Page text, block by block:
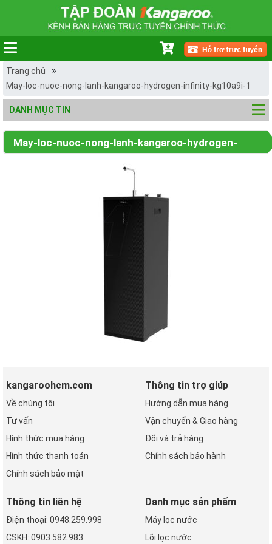
Trang chủ »
May-loc-nuoc-nong-lanh-kangaroo-hydrogen-infinity-kg10a9i-1
DANH MỤC TIN
May-loc-nuoc-nong-lanh-kangaroo-hydrogen-
kangaroohcm.com
Về chúng tôi
Tư vấn
Hình thức mua hàng
Hình thức thanh toán
Chính sách bảo mật
Thông tin trợ giúp
Hướng dẫn mua hàng
Vận chuyển & Giao hàng
Đổi và trả hàng
Chính sách bảo hành
Thông tin liên hệ
Điện thoại: 0948.259.998
CSKH: 0903.582.983
Danh mục sản phẩm
Máy lọc nước
Lõi lọc nước